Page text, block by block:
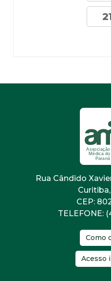
Rua Cândido
CEP:
TELEFONE:
Como
Acesso